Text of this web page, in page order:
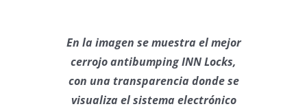
En la imagen se muestra el mejor
cerrojo antibumping INN Locks,
con una transparencia donde se
visualiza el sistema electrónico